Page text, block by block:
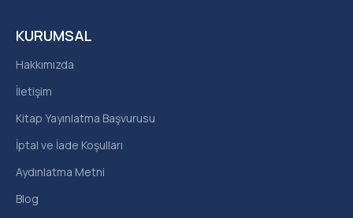
KURUMSAL
Hakkımızda
İletişim
Kitap Yayınlatma Başvurusu
İptal ve İade Koşulları
Aydınlatma Metni
Blog